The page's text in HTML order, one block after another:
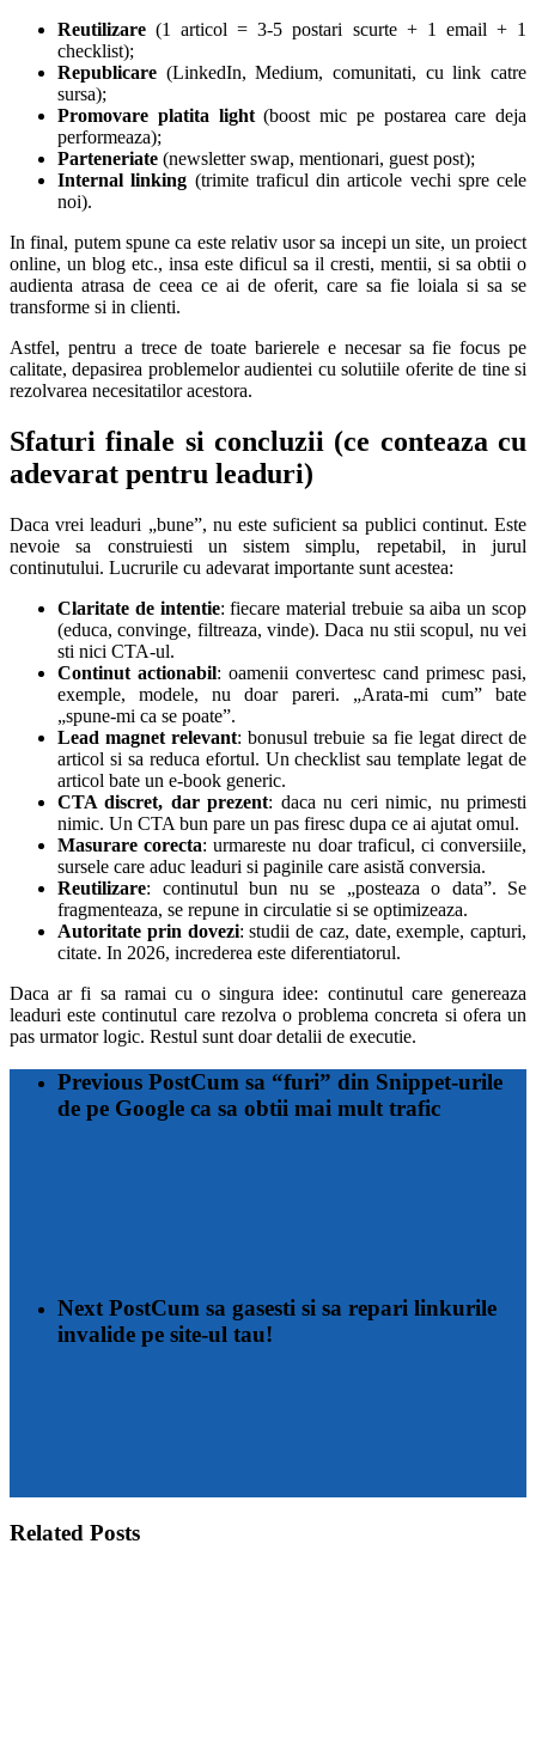
Reutilizare (1 articol = 3-5 postari scurte + 1 email + 1
checklist);
Republicare (LinkedIn, Medium, comunitati, cu link catre
sursa);
Promovare platita light(boost mic pe postarea care deja
performeaza);
Parteneriate (newsletter swap, mentionari, guest post);
Internal linking (trimite traficul din articole vechi spre cele
noi).
In final, putem spune ca este relativ usor sa incepi un site, un proiect
online, un blog etc., insa este dificul sa il cresti, mentii, si sa obtii o
audienta atrasa de ceea ce ai de oferit, care sa fie loiala si sa se
transforme si in clienti.
Astfel, pentru a trece de toate barierele e necesar sa fie focus pe
calitate, depasirea problemelor audientei cu solutiile oferite de tine si
rezolvarea necesitatilor acestora.
Sfaturi finale si concluzii (ce conteaza cu
adevarat pentru leaduri)
Daca vrei leaduri „bune”, nu este suficient sa publici continut. Este
nevoie sa construiesti un sistem simplu, repetabil, in jurul
continutului. Lucrurile cu adevarat importante sunt acestea:
Claritate de intentie: fiecare material trebuie sa aiba un scop
(educa, convinge, filtreaza, vinde). Daca nu stii scopul, nu vei
sti nici CTA-ul.
Continut actionabil: oamenii convertesc cand primesc pasi,
exemple, modele, nu doar pareri. „Arata-mi cum” bate
„spune-mi ca se poate”.
Lead magnet relevant: bonusul trebuie sa fie legat direct de
articol si sa reduca efortul. Un checklist sau template legat de
articol bate un e-book generic.
CTA discret, dar prezent: daca nu ceri nimic, nu primesti
nimic. Un CTA bun pare un pas firesc dupa ce ai ajutat omul.
Masurare corecta: urmareste nu doar traficul, ci conversiile,
sursele care aduc leaduri si paginile care asistă conversia.
Reutilizare: continutul bun nu se „posteaza o data”. Se
fragmenteaza, se repune in circulatie si se optimizeaza.
Autoritate prin dovezi: studii de caz, date, exemple, capturi,
citate. In 2026, increderea este diferentiatorul.
Daca ar fi sa ramai cu o singura idee: continutul care genereaza
leaduri este continutul care rezolva o problema concreta si ofera un
pas urmator logic. Restul sunt doar detalii de executie.
Previous PostCum sa “furi” din Snippet-urile
de pe Google ca sa obtii mai mult trafic
Next PostCum sa gasesti si sa repari linkurile
invalide pe site-ul tau!
Related Posts